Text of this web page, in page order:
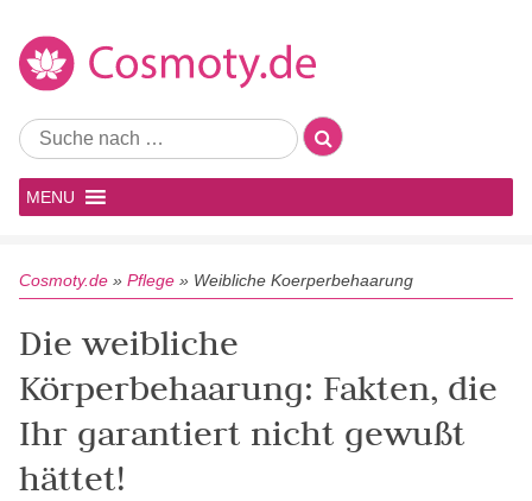
MENU
Cosmoty.de » Pflege » Weibliche Koerperbehaarung
Die weibliche
Körperbehaarung: Fakten, die
Ihr garantiert nicht gewußt
hättet!